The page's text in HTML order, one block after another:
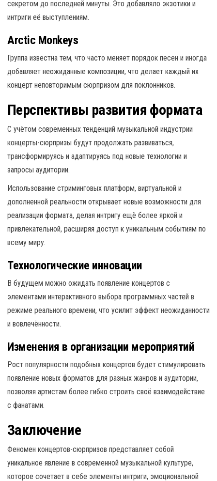
секретом до последней минуты. Это добавляло экзотики и
интриги её выступлениям.
Arctic Monkeys
Группа известна тем, что часто меняет порядок песен и иногда
добавляет неожиданные композиции, что делает каждый их
концерт неповторимым сюрпризом для поклонников.
Перспективы развития формата
С учётом современных тенденций музыкальной индустрии
концерты-сюрпризы будут продолжать развиваться,
трансформируясь и адаптируясь под новые технологии и
запросы аудитории.
Использование стриминговых платформ, виртуальной и
дополненной реальности открывает новые возможности для
реализации формата, делая интригу ещё более яркой и
привлекательной, расширяя доступ к уникальным событиям по
всему миру.
Технологические инновации
В будущем можно ожидать появление концертов с
элементами интерактивного выбора программных частей в
режиме реального времени, что усилит эффект неожиданности
и вовлечённости.
Изменения в организации мероприятий
Рост популярности подобных концертов будет стимулировать
появление новых форматов для разных жанров и аудитории,
позволяя артистам более гибко строить своё взаимодействие
с фанатами.
Заключение
Феномен концертов-сюрпризов представляет собой
уникальное явление в современной музыкальной культуре,
которое сочетает в себе элементы интриги, эмоциональной